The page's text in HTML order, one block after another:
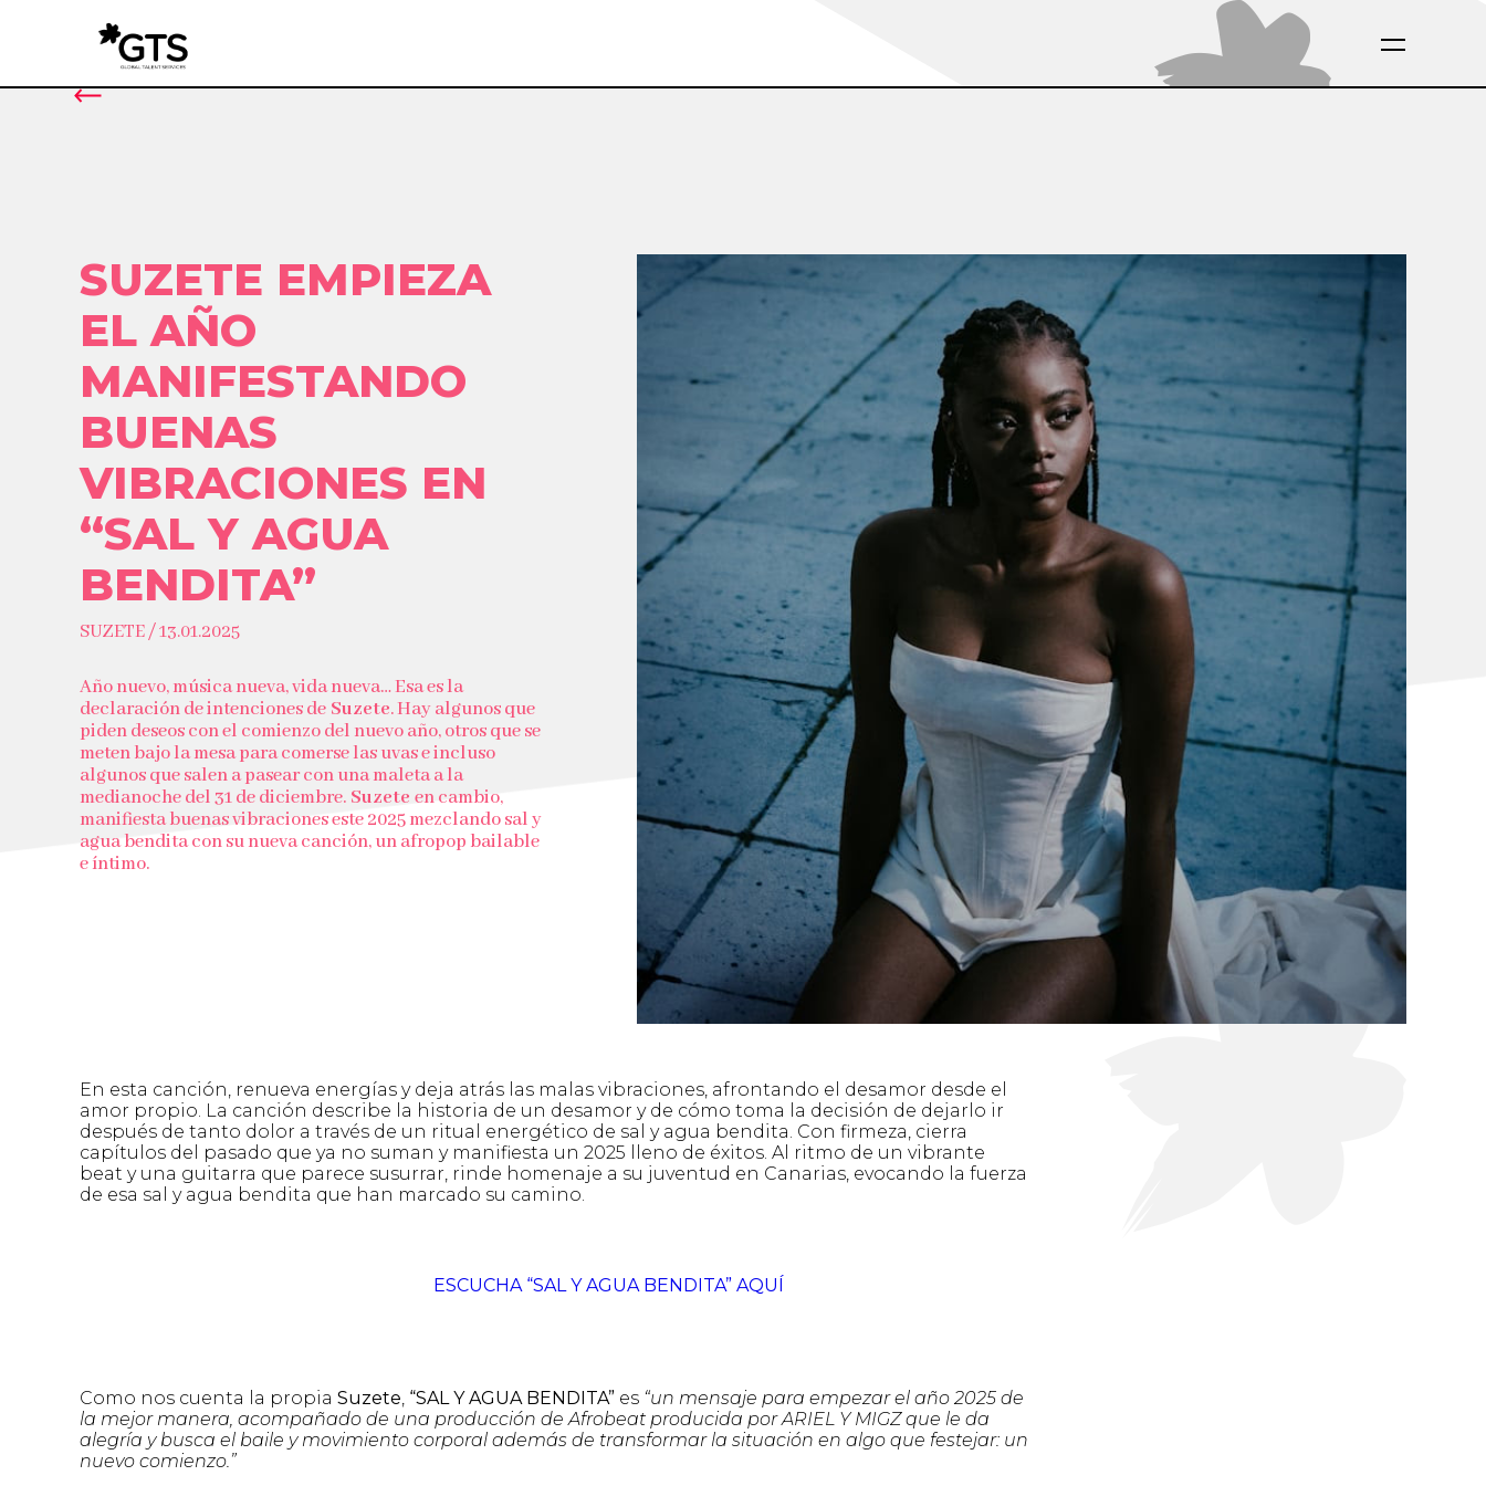
SUZETE EMPIEZA
EL AÑO
MANIFESTANDO
BUENAS
VIBRACIONES EN
“SAL Y AGUA
BENDITA”
SUZETE / 13.01.2025
Año nuevo, música nueva, vida nueva… Esa es la
declaración de intenciones de Suzete. Hay algunos que
piden deseos con el comienzo del nuevo año, otros que se
meten bajo la mesa para comerse las uvas e incluso
algunos que salen a pasear con una maleta a la
medianoche del 31 de diciembre. Suzete en cambio,
manifiesta buenas vibraciones este 2025 mezclando sal y
agua bendita con su nueva canción, un afropop bailable
e íntimo.
En esta canción, renueva energías y deja atrás las malas vibraciones, afrontando el desamor desde el
amor propio. La canción describe la historia de un desamor y de cómo toma la decisión de dejarlo ir
después de tanto dolor a través de un ritual energético de sal y agua bendita. Con firmeza, cierra
capítulos del pasado que ya no suman y manifiesta un 2025 lleno de éxitos. Al ritmo de un vibrante
beat y una guitarra que parece susurrar, rinde homenaje a su juventud en Canarias, evocando la fuerza
de esa sal y agua bendita que han marcado su camino.
ESCUCHA “SAL Y AGUA BENDITA” AQUÍ
Como nos cuenta la propia Suzete, “SAL Y AGUA BENDITA” es “un mensaje para empezar el año 2025 de
la mejor manera, acompañado de una producción de Afrobeat producida por ARIEL Y MIGZ que le da
alegría y busca el baile y movimiento corporal además de transformar la situación en algo que festejar: un
nuevo comienzo.”